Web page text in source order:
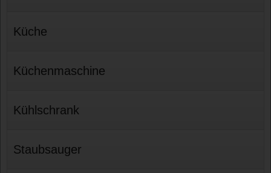
Küche
Küchenmaschine
Kühlschrank
Staubsauger